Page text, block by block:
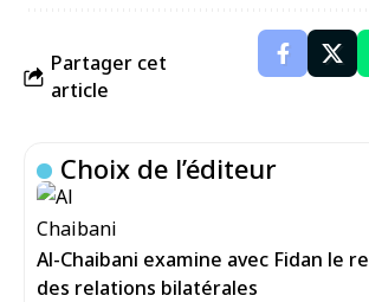
Partager cet
article
Choix de l’éditeur
Al-Chaibani examine avec Fidan le
des relations bilatérales